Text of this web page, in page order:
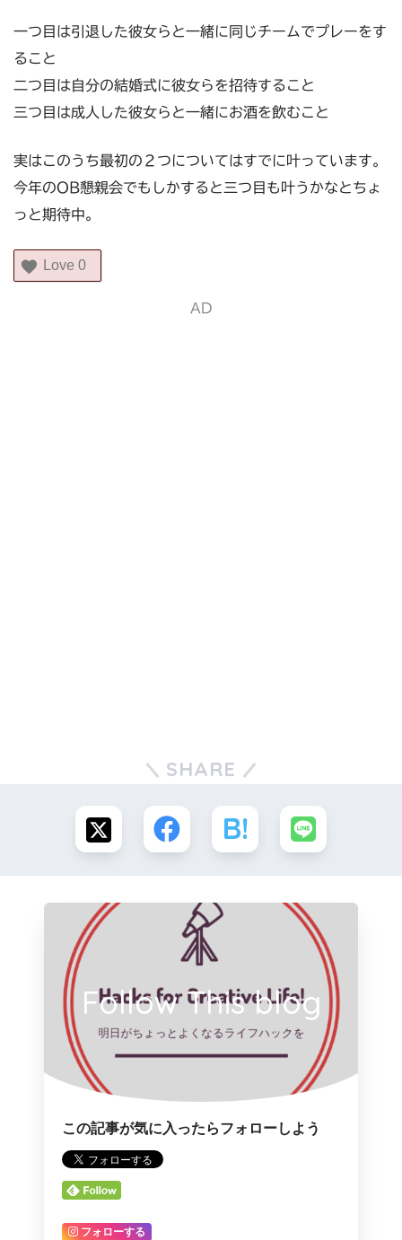
一つ目は引退した彼女らと一緒に同じチームでプレーをす
ること
二つ目は自分の結婚式に彼女らを招待すること
三つ目は成人した彼女らと一緒にお酒を飲むこと
実はこのうち最初の２つについてはすでに叶っています。
今年のOB懇親会でもしかすると三つ目も叶うかなとちょ
っと期待中。
Love 0
AD
SHARE
Follow This blog
この記事が気に入ったらフォローしよう
フォローする